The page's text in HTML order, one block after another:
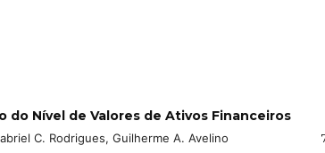
do Nível de Valores de Ativos Financeiros
C. Rodrigues, Guilherme A. Avelino